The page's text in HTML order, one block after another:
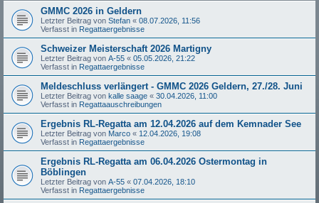
GMMC 2026 in Geldern
Letzter Beitrag von Stefan « 08.07.2026, 11:56
Verfasst in Regattaergebnisse
Schweizer Meisterschaft 2026 Martigny
Letzter Beitrag von A-55 « 05.05.2026, 21:22
Verfasst in Regattaergebnisse
Meldeschluss verlängert - GMMC 2026 Geldern, 27./28. Juni
Letzter Beitrag von kalle saage « 30.04.2026, 11:00
Verfasst in Regattaauschreibungen
Ergebnis RL-Regatta am 12.04.2026 auf dem Kemnader See
Letzter Beitrag von Marco « 12.04.2026, 19:08
Verfasst in Regattaergebnisse
Ergebnis RL-Regatta am 06.04.2026 Ostermontag in
Böblingen
Letzter Beitrag von A-55 « 07.04.2026, 18:10
Verfasst in Regattaergebnisse